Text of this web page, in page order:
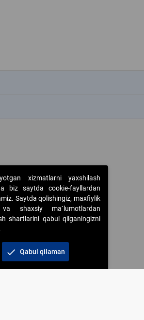
xizmatlarni yaxshilash
biz saytda cookie-fayllardan
Saytda qolishingiz, maxfiylik
shaxsiy ma`lumotlardan
shartlarini qabul qilganingizni
check Qabul qilaman